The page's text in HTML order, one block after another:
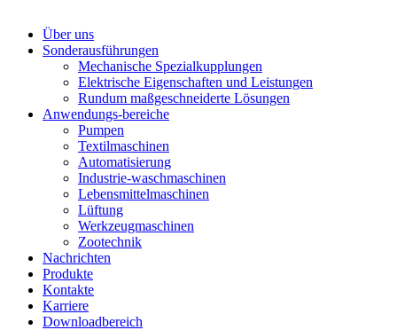
Über uns
Sonderausführungen
Mechanische Spezialkupplungen
Elektrische Eigenschaften und Leistungen
Rundum maßgeschneiderte Lösungen
Anwendungs-bereiche
Pumpen
Textilmaschinen
Automatisierung
Industrie-waschmaschinen
Lebensmittelmaschinen
Lüftung
Werkzeugmaschinen
Zootechnik
Nachrichten
Produkte
Kontakte
Karriere
Downloadbereich